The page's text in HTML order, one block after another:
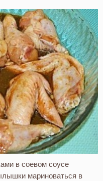
в соевом соусе
мариноваться в